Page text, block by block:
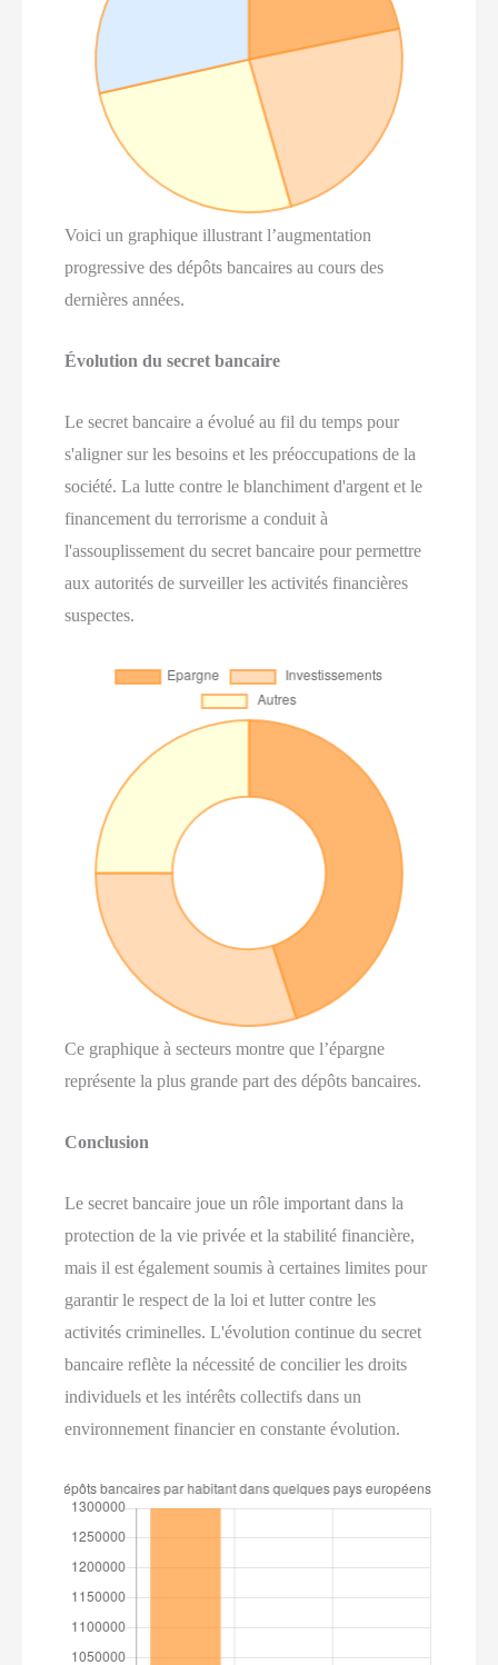
Voici un graphique illustrant l’augmentation
progressive des dépôts bancaires au cours des
dernières années.
Évolution du secret bancaire
Le secret bancaire a évolué au fil du temps pour
s'aligner sur les besoins et les préoccupations de la
société. La lutte contre le blanchiment d'argent et le
financement du terrorisme a conduit à
l'assouplissement du secret bancaire pour permettre
aux autorités de surveiller les activités financières
suspectes.
Ce graphique à secteurs montre que l’épargne
représente la plus grande part des dépôts bancaires.
Conclusion
Le secret bancaire joue un rôle important dans la
protection de la vie privée et la stabilité financière,
mais il est également soumis à certaines limites pour
garantir le respect de la loi et lutter contre les
activités criminelles. L'évolution continue du secret
bancaire reflète la nécessité de concilier les droits
individuels et les intérêts collectifs dans un
environnement financier en constante évolution.